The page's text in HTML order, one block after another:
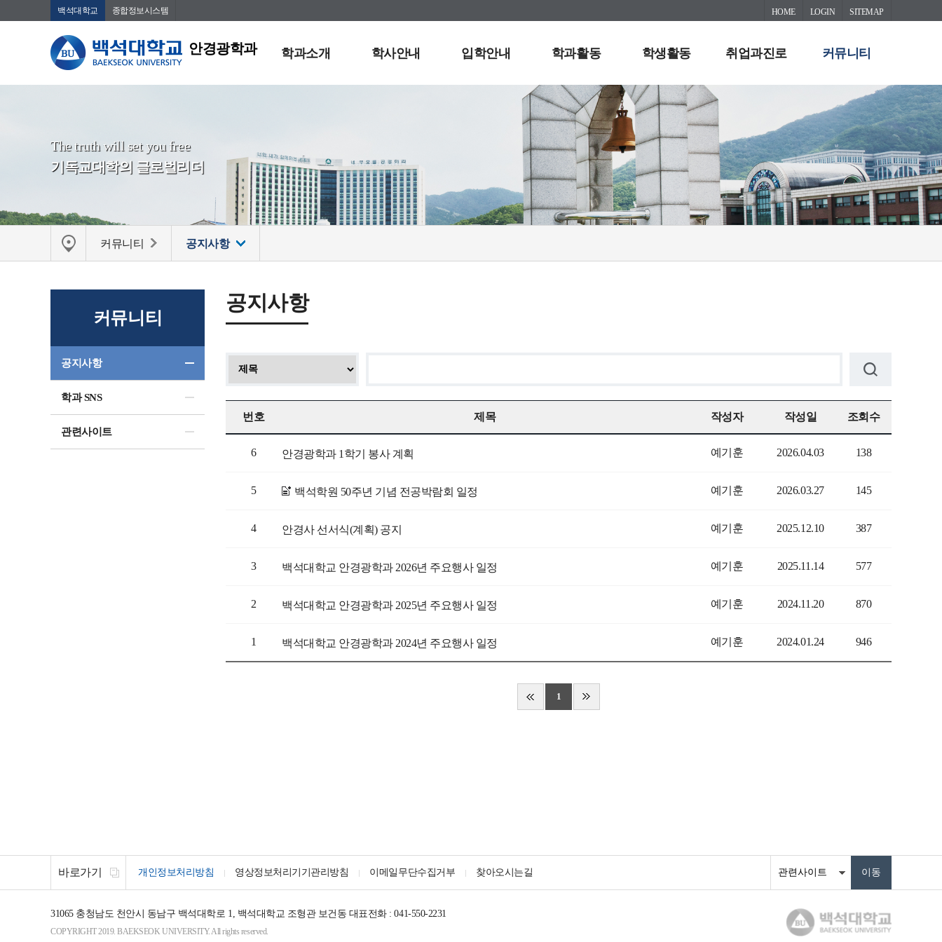
백석대학교 종합정보시스템
안경광학과
HOME LOGIN SITEMAP
학과소개 학사안내 입학안내 학과활동 학생활동 취업과진로 커뮤니티
The truth will set you free
기독교대학의 글로벌리더
커뮤니티 공지사항
커뮤니티
공지사항
학과 SNS
관련사이트
공지사항
번호 제목 작성자 작성일 조회수
6 안경광학과 1학기 봉사 계획 예기훈 2026.04.03 138
5 백석학원 50주년 기념 전공박람회 일정 예기훈 2026.03.27 145
4 안경사 선서식(계획) 공지 예기훈 2025.12.10 387
3 백석대학교 안경광학과 2026년 주요행사 일정 예기훈 2025.11.14 577
2 백석대학교 안경광학과 2025년 주요행사 일정 예기훈 2024.11.20 870
1 백석대학교 안경광학과 2024년 주요행사 일정 예기훈 2024.01.24 946
1
바로가기 개인정보처리방침 영상정보처리기기관리방침 이메일무단수집거부 찾아오시는길
31065 충청남도 천안시 동남구 백석대학로 1, 백석대학교 조형관 보건동 대표전화 : 041-550-2231
COPYRIGHT 2019. BAEKSEOK UNIVERSITY. All rights reserved.